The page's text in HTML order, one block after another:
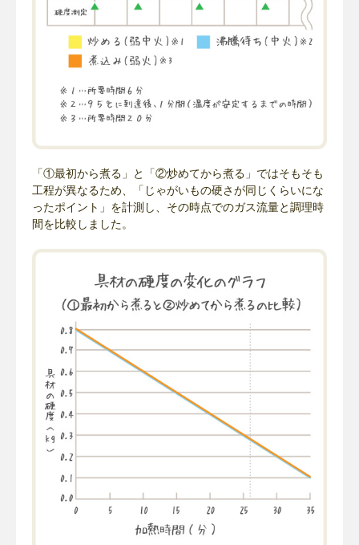
「①最初から煮る」と「②炒めてから煮る」ではそもそも
工程が異なるため、「じゃがいもの硬さが同じくらいにな
ったポイント」を計測し、その時点でのガス流量と調理時
間を比較しました。